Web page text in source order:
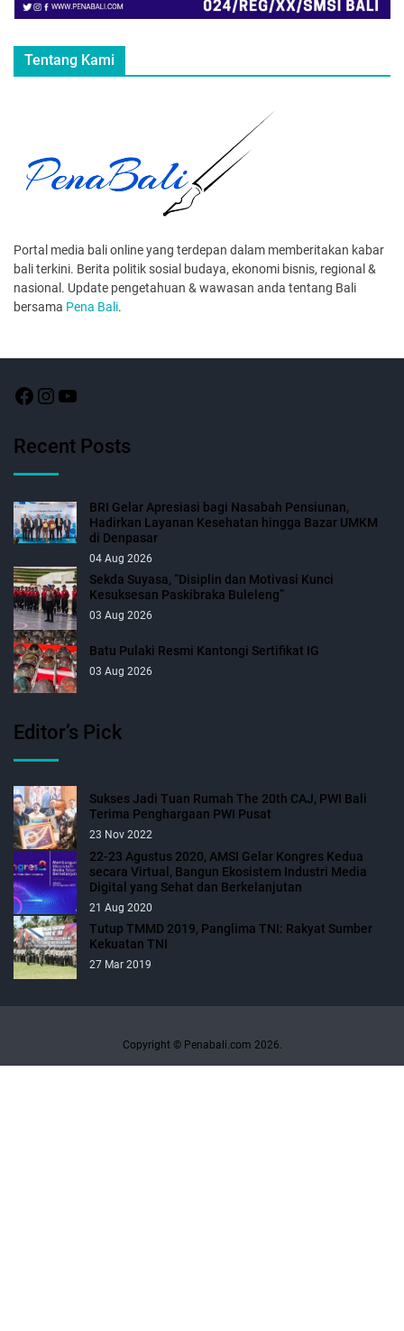
Tentang Kami
Portal media bali online yang terdepan dalam memberitakan kabar
bali terkini. Berita politik sosial budaya, ekonomi bisnis, regional &
nasional. Update pengetahuan & wawasan anda tentang Bali
bersama Pena Bali.
Recent Posts
BRI Gelar Apresiasi bagi Nasabah Pensiunan,
Hadirkan Layanan Kesehatan hingga Bazar UMKM
di Denpasar
04 Aug 2026
Sekda Suyasa, “Disiplin dan Motivasi Kunci
Kesuksesan Paskibraka Buleleng”
03 Aug 2026
Batu Pulaki Resmi Kantongi Sertifikat IG
03 Aug 2026
Editor’s Pick
Sukses Jadi Tuan Rumah The 20th CAJ, PWI Bali
Terima Penghargaan PWI Pusat
23 Nov 2022
22-23 Agustus 2020, AMSI Gelar Kongres Kedua
secara Virtual, Bangun Ekosistem Industri Media
Digital yang Sehat dan Berkelanjutan
21 Aug 2020
Tutup TMMD 2019, Panglima TNI: Rakyat Sumber
Kekuatan TNI
27 Mar 2019
Copyright © Penabali.com 2026.